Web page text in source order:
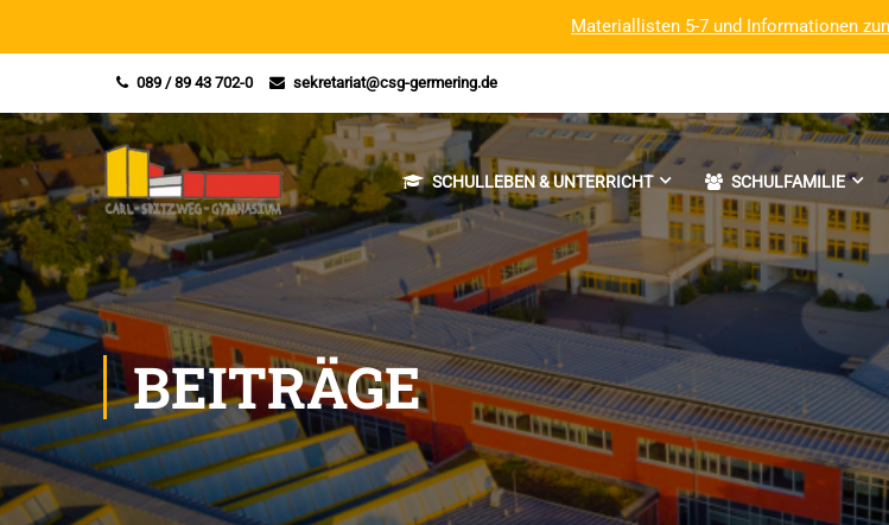
Materiallisten 5-7 und Informationen
089 / 89 43 702-0 sekretariat@csg-germering.de
SCHULLEBEN & UNTERRICHT SCHULFAMILIE
BEITRÄGE